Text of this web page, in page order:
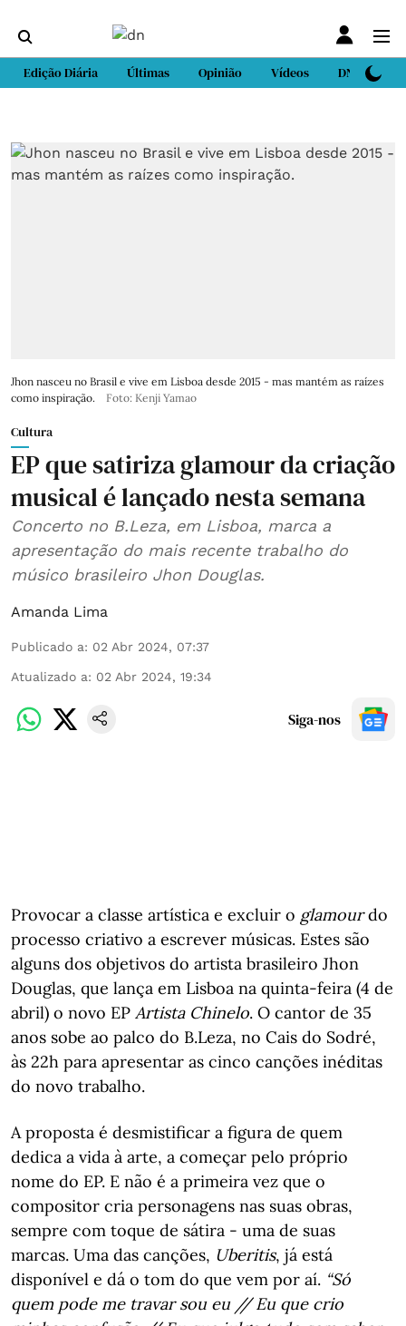
Edição Diária Últimas Opinião Vídeos DN Sport
Jhon nasceu no Brasil e vive em Lisboa desde 2015 - mas mantém as raízes
como inspiração.
Foto: Kenji Yamao
Cultura
EP que satiriza glamour da criação
musical é lançado nesta semana
Concerto no B.Leza, em Lisboa, marca a
apresentação do mais recente trabalho do
músico brasileiro Jhon Douglas.
Amanda Lima
Publicado a: 02 Abr 2024, 07:37
Atualizado a: 02 Abr 2024, 19:34
Siga-nos
Provocar a classe artística e excluir o glamourdo
processo criativo a escrever músicas. Estes são
alguns dos objetivos do artista brasileiro Jhon
Douglas, que lança em Lisboa na quinta-feira (4 de
abril) o novo EP Artista Chinelo. O cantor de 35
anos sobe ao palco do B.Leza, no Cais do Sodré,
às 22h para apresentar as cinco canções inéditas
do novo trabalho.
A proposta é desmistificar a figura de quem
dedica a vida à arte, a começar pelo próprio
nome do EP. E não é a primeira vez que o
compositor cria personagens nas suas obras,
sempre com toque de sátira - uma de suas
marcas. Uma das canções, Uberitis, já está
disponível e dá o tom do que vem por aí. “Só
quem pode me travar sou eu // Eu que crio